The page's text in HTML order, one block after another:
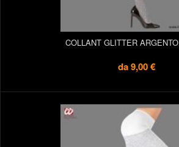
COLLANT GLITTER
da9,00 €